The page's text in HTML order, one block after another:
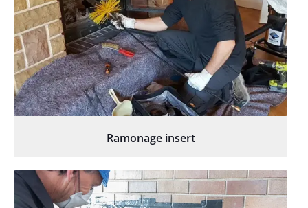
Ramonage insert